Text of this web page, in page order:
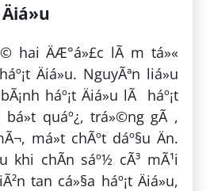
hai ÄÆ°á»£c lÃ m tá»«
Äiá»u. NguyÃªn liá»u
háº¡t Äiá»u lÃ háº¡t
bá»t quáº¿, trá»©ng gÃ ,
má»t chÃºt dáº§u Än.
khi chÃ­n sáº½ cÃ³ mÃ¹i
tan cá»§a háº¡t Äiá»u,